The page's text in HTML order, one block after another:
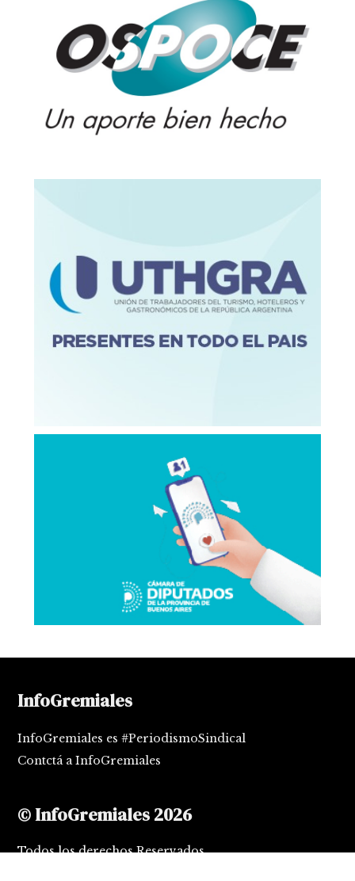
InfoGremiales
InfoGremiales es #PeriodismoSindical
Contctá a InfoGremiales
© InfoGremiales 2026
Todos los derechos Reservados